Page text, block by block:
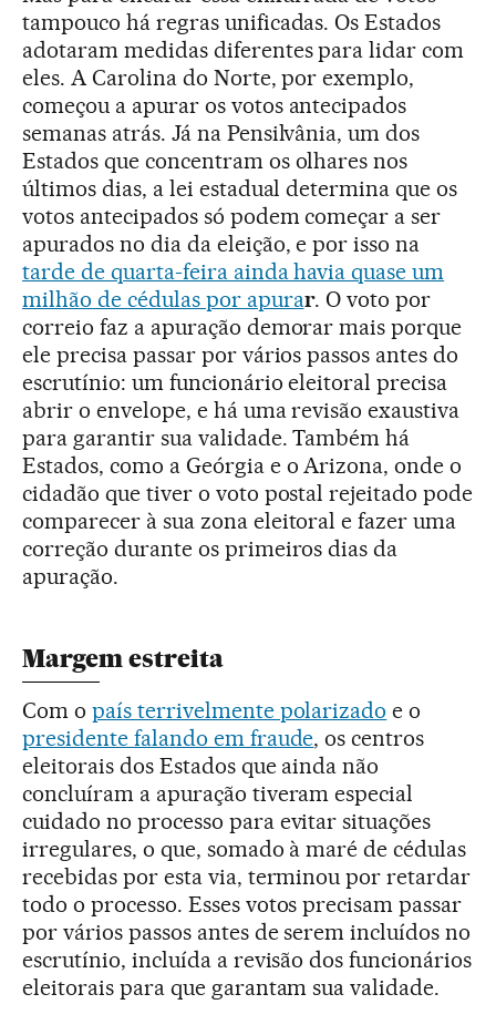
tampouco há regras unificadas. Os Estados
adotaram medidas diferentes para lidar com
eles. A Carolina do Norte, por exemplo,
começou a apurar os votos antecipados
semanas atrás. Já na Pensilvânia, um dos
Estados que concentram os olhares nos
últimos dias, a lei estadual determina que os
votos antecipados só podem começar a ser
apurados no dia da eleição, e por isso na
tarde de quarta-feira ainda havia quase um
milhão de cédulas por apurar. O voto por
correio faz a apuração demorar mais porque
ele precisa passar por vários passos antes do
escrutínio: um funcionário eleitoral precisa
abrir o envelope, e há uma revisão exaustiva
para garantir sua validade. Também há
Estados, como a Geórgia e o Arizona, onde o
cidadão que tiver o voto postal rejeitado pode
comparecer à sua zona eleitoral e fazer uma
correção durante os primeiros dias da
apuração.
Margem estreita
Com o país terrivelmente polarizado e o
presidente falando em fraude, os centros
eleitorais dos Estados que ainda não
concluíram a apuração tiveram especial
cuidado no processo para evitar situações
irregulares, o que, somado à maré de cédulas
recebidas por esta via, terminou por retardar
todo o processo. Esses votos precisam passar
por vários passos antes de serem incluídos no
escrutínio, incluída a revisão dos funcionários
eleitorais para que garantam sua validade.